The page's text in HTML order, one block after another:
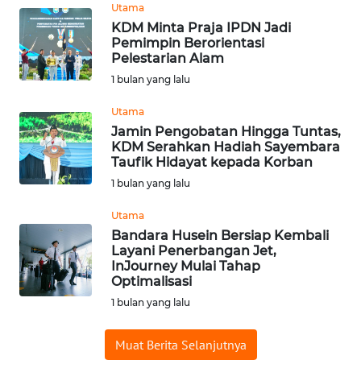
Utama
KDM Minta Praja IPDN Jadi
Pemimpin Berorientasi
Pelestarian Alam
1 bulan yang lalu
Utama
Jamin Pengobatan Hingga Tuntas,
KDM Serahkan Hadiah Sayembara
Taufik Hidayat kepada Korban
1 bulan yang lalu
Utama
Bandara Husein Bersiap Kembali
Layani Penerbangan Jet,
InJourney Mulai Tahap
Optimalisasi
1 bulan yang lalu
Muat Berita Selanjutnya
WN
CIREBON
WN
KUNINGAN
MAJALENGKA
WN
SUBANG